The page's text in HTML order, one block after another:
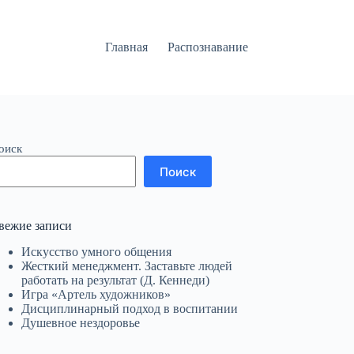
Главная Распознавание
Поиск
записи
Искусство умного общения
Жесткий менеджмент. Заставьте людей
работать на результат (Д. Кеннеди)
Игра «Артель художников»
Дисциплинарный подход в воспитании
Душевное нездоровье